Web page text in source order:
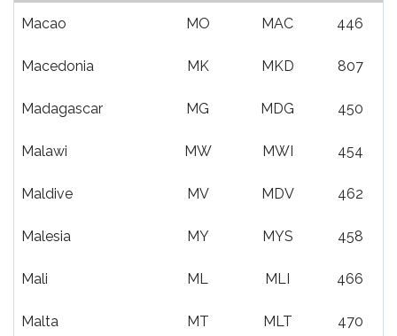
Macao MO MAC 446
Macedonia MK MKD 807
Madagascar MG MDG 450
Malawi MW MWI 454
Maldive MV MDV 462
Malesia MY MYS 458
Mali ML MLI 466
Malta MT MLT 470